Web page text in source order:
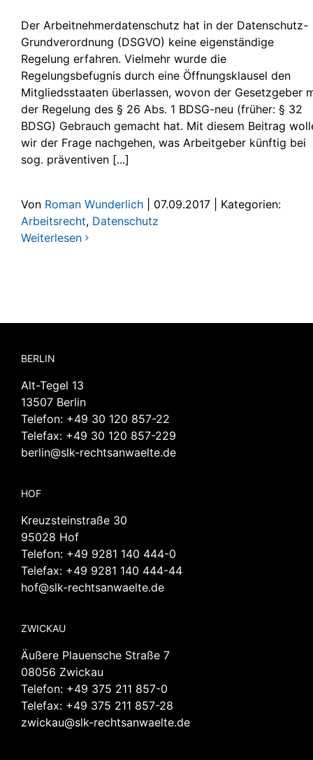
Der Arbeitnehmerdatenschutz hat in der Datenschutz-
Grundverordnung (DSGVO) keine eigenständige
Regelung erfahren. Vielmehr wurde die
Regelungsbefugnis durch eine Öffnungsklausel den
Mitgliedsstaaten überlassen, wovon der Gesetzgeber
der Regelung des § 26 Abs. 1 BDSG-neu (früher: § 32
BDSG) Gebrauch gemacht hat. Mit diesem Beitrag
wir der Frage nachgehen, was Arbeitgeber künftig bei
sog. präventiven [...]
Von Roman Wunderlich 07.09.2017
Kategorien:
Arbeitsrecht, Datenschutz
Weiterlesen
BERLIN
Alt-Tegel 13
13507 Berlin
Telefon: +49 30 120 857-22
Telefax: +49 30 120 857-229
berlin@slk-rechtsanwaelte.de
HOF
Kreuzsteinstraße 30
95028 Hof
Telefon: +49 9281 140 444-0
Telefax: +49 9281 140 444-44
hof@slk-rechtsanwaelte.de
ZWICKAU
Äußere Plauensche Straße 7
08056 Zwickau
Telefon: +49 375 211 857-0
Telefax: +49 375 211 857-28
zwickau@slk-rechtsanwaelte.de